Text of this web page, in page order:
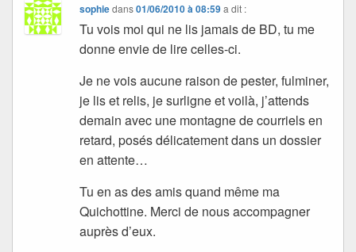
sophiedans01/06/2010 à 08:59 a dit :
Tu vois moi qui ne lis jamais de BD, tu me
donne envie de lire celles-ci.
Je ne vois aucune raison de pester, fulminer,
je lis et relis, je surligne et voilà, j’attends
demain avec une montagne de courriels en
retard, posés délicatement dans un dossier
en attente…
Tu en as des amis quand même ma
Quichottine. Merci de nous accompagner
auprès d’eux.